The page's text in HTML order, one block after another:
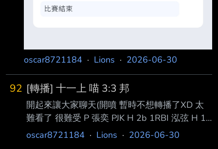
oscar8721184 · Lions · 2026-06-30
92 [轉播] 十一上 喵 3:3 邦
開起來讓大家聊天(開噴 暫時不想轉播了XD 太
難看了 很難受 P 張奕 PJK H 2b 1RBI 泓弦 H 1b
小黑 H 1b 1RBI 軟糖 FO 四爺 FO 智傑 GO --
oscar8721184 · Lions · 2026-06-30